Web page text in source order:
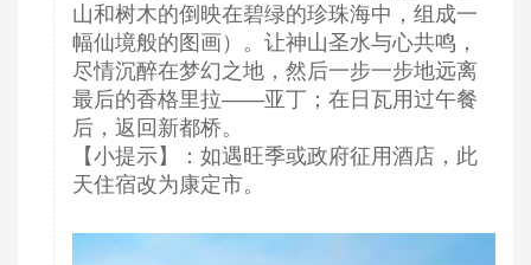
山和树木的倒映在碧绿的珍珠海中，组成一
幅仙境般的图画）。让神山圣水与心共鸣，
尽情沉醉在梦幻之地，然后一步一步地远离
最后的香格里拉——亚丁；在日瓦用过午餐
后，返回新都桥。
【小提示】：如遇旺季或政府征用酒店，此
天住宿改为康定市。